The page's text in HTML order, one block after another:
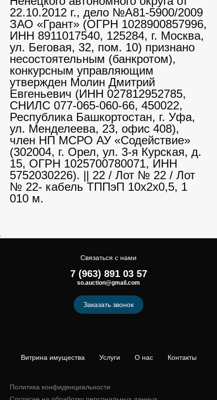
22.10.2012 г., дело №А81-5900/2009
ЗАО «Грант» (ОГРН 1028900857996,
ИНН 8911017540, 125284, г. Москва,
ул. Беговая, 32, пом. 10) признано
несостоятельным (банкротом),
конкурсным управляющим
утвержден Молин Дмитрий
Евгеньевич (ИНН 027812952785,
СНИЛС 077-065-060-66, 450022,
Республика Башкортостан, г. Уфа,
ул. Менделеева, 23, офис 408),
член НП МСРО АУ «Содействие»
(302004, г. Орел, ул. 3-я Курская, д.
15, ОГРН 1025700780071, ИНН
5752030226). || 22 / Лот № 22 / Лот
№ 22- кабель ТППэП 10х2х0,5, 1
010 м.
Витрина имущества Услуги О нас Контакты
Политика конфиденциальности
Связаться с нами
7 (963) 891 03 57
so.auction@gmail.com
Заказать звонок